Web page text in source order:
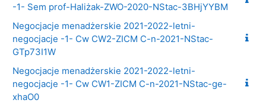
-1- Sem prof-Haliżak-ZWO-2020-NStac-3BHjYYBM
Negocjacje menadżerskie 2021-2022-letni-
negocjacje -1- Cw CW2-ZICM C-n-2021-NStac-
GTp73I1W
Negocjacje menadżerskie 2021-2022-letni-
negocjacje -1- Cw CW1-ZICM C-n-2021-NStac-ge-
xhaO0